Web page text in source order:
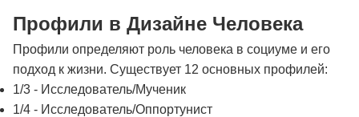
Профили в Дизайне Человека
Профили определяют роль человека в социуме и его
подход к жизни. Существует 12 основных профилей:
1/3 - Исследователь/Мученик
1/4 - Исследователь/Оппортунист